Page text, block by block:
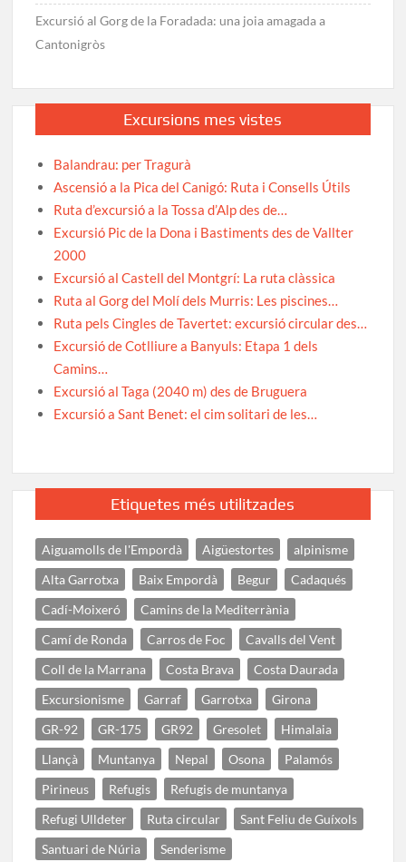
Excursió al Gorg de la Foradada: una joia amagada a
Cantonigròs
Excursions mes vistes
Balandrau: per Tragurà
Ascensió a la Pica del Canigó: Ruta i Consells Útils
Ruta d’excursió a la Tossa d’Alp des de…
Excursió Pic de la Dona i Bastiments des de Vallter
2000
Excursió al Castell del Montgrí: La ruta clàssica
Ruta al Gorg del Molí dels Murris: Les piscines…
Ruta pels Cingles de Tavertet: excursió circular des…
Excursió de Cotlliure a Banyuls: Etapa 1 dels
Camins…
Excursió al Taga (2040 m) des de Bruguera
Excursió a Sant Benet: el cim solitari de les…
Etiquetes més utilitzades
Aiguamolls de l'Empordà Aigüestortes
alpinisme
Alta Garrotxa
Baix Empordà Begur
Cadaqués
Cadí-Moixeró
Camins de la Mediterrània
Camí de Ronda
Carros de Foc
Cavalls del Vent
Coll de la Marrana
Costa Brava
Costa Daurada
Excursionisme
Garraf Garrotxa
Girona
GR-92
GR-175 GR92 Gresolet
Himalaia
Llançà
Muntanya Nepal Osona
Palamós
Pirineus
Refugis
Refugis de muntanya
Refugi Ulldeter
Ruta circular
Sant Feliu de Guíxols
Santuari de Núria
Senderisme